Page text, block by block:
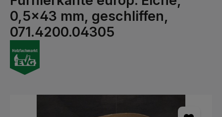
0,5x43 mm, geschliffen,
071.4200.04305